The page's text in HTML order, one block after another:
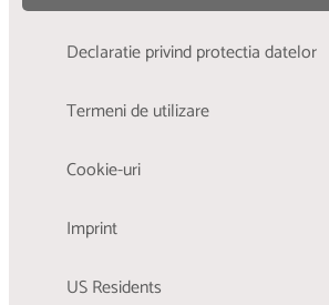
Declaratie privind protectia datelor
Termeni de utilizare
Cookie-uri
Imprint
US Residents